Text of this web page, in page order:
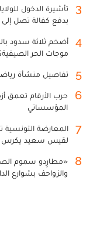
3
بدفع كفالة تصل إلى 20 ألف دولار
4
أضخم ثلاثة سدود
موجات الحر
5 تفاصيل منشأة
6
حرب الأرقام تعمق
المؤسساتي
7
المعارضة التونسية
لقيس سعيد يكرس
8
«مطارِدو سموم
والزواحف بشوارع